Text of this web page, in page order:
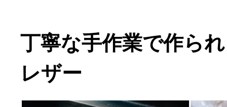
丁寧な手作業で作ら
レザー